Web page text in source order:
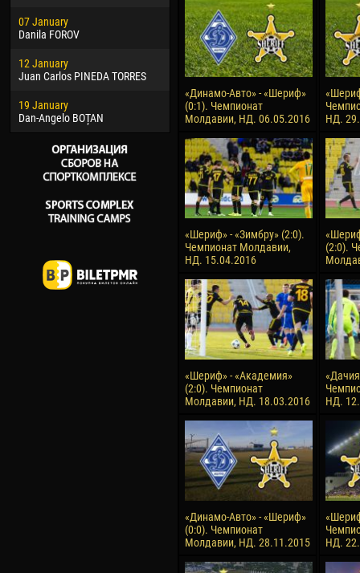
07 January
Danila FOROV
12 January
Juan Carlos PINEDA TORRES
19 January
Dan-Angelo BOȚAN
22 March
Samba KONÉ
26 March
Vitor Hugo Morais de OLIVEIRA
28 March
Raí LOPES DE OLIVEIRA
10
15
Ivan
17
Jair
«Динамо-Авто» - «Шериф»
(0:1). Чемпионат
Молдавии, НД. 06.05.2016
НД.
«Шериф» - «Зимбру» (2:0).
Чемпионат Молдавии,
НД. 15.04.2016
(2:0).
«Шериф» - «Академия»
(2:0). Чемпионат
Молдавии, НД. 18.03.2016
НД.
«Динамо-Авто» - «Шериф»
(0:0). Чемпионат
Молдавии, НД. 28.11.2015
НД.